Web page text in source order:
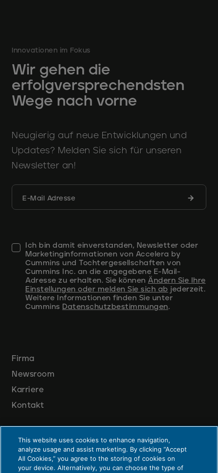
Innovationen im Fokus
Wir gehen die
erfolgversprechendsten
Wege nach vorne
Neugierig auf neue Entwicklungen und
Updates? Melden Sie sich für unseren
Newsletter an!
E-Mail Adresse
Formular
Ich bin damit einverstanden, Newsletter oder
Marketinginformationen von Accelera by
Cummins und Tochtergesellschaften von
Cummins Inc. an die angegebene E-Mail-
Adresse zu erhalten. Sie können Ändern Sie Ihre
Einstellungen oder melden Sie sich ab jederzeit.
Weitere Informationen finden Sie unter
Cummins Datenschutzbestimmungen.
Firma
Newsroom
Karriere
Kontakt
This website uses cookies to enhance navigation,
analyze usage and assist marketing. By clicking “Accept
All Cookies,” you agree to the storing of cookies on
your device. Alternatively, you can choose the type of